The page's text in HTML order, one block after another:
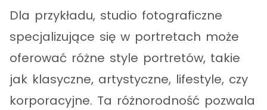
Dla przykładu, studio fotograficzne
specjalizujące się w portretach może
oferować różne style portretów, takie
jak klasyczne, artystyczne, lifestyle, czy
korporacyjne. Ta różnorodność pozwala